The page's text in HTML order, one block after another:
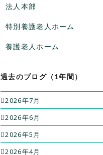
法人本部
特別養護老人ホーム
養護老人ホーム
過去のブログ（1年間）
2026年7月
2026年6月
2026年5月
2026年4月